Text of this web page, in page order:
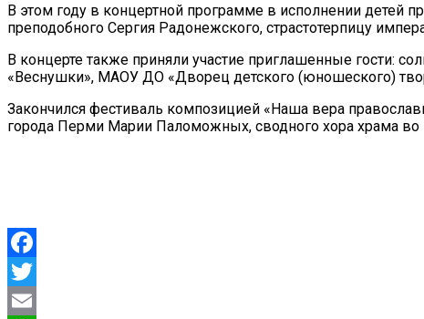
В этом году в концертной программе в исполнении детей
преподобного Сергия Радонежского, страстотерпицу
В концерте также приняли участие приглашенные гости:
«Веснушки», МАОУ ДО «Дворец детского (юношеского)
Закончился фестиваль композицией «Наша вера
города Перми Марии Паломожных, сводного хора храма во
Facebook
Twitter